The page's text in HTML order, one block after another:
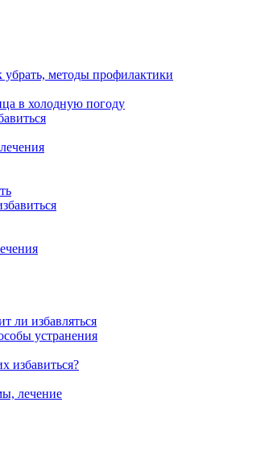
методы профилактики
в холодную погоду
ли избавляться
устранения
избавиться?
лечение